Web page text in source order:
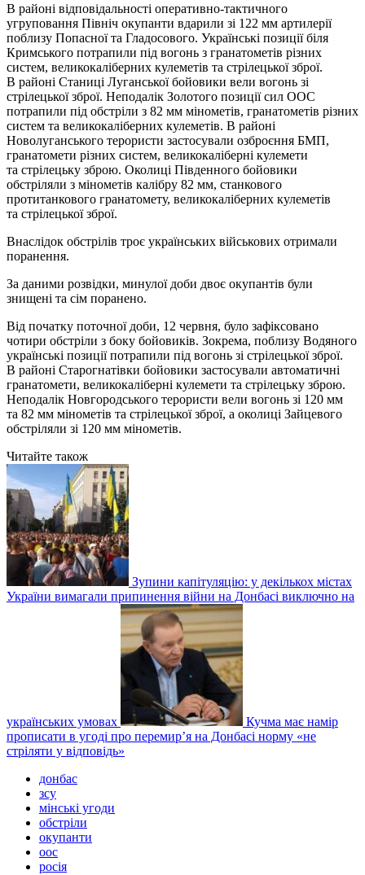
В районі відповідальності оперативно-тактичного
угруповання Північ окупанти вдарили зі 122 мм артилерії
поблизу Попасної та Гладосового. Українські позиції біля
Кримського потрапили під вогонь з гранатометів різних
систем, великокаліберних кулеметів та стрілецької зброї.
В районі Станиці Луганської бойовики вели вогонь зі
стрілецької зброї. Неподалік Золотого позиції сил ООС
потрапили під обстріли з 82 мм мінометів, гранатометів різних
систем та великокаліберних кулеметів. В районі
Новолуганського терористи застосували озброєння БМП,
гранатомети різних систем, великокаліберні кулемети
та стрілецьку зброю. Околиці Південного бойовики
обстріляли з мінометів калібру 82 мм, станкового
протитанкового гранатомету, великокаліберних кулеметів
та стрілецької зброї.
Внаслідок обстрілів троє українських військових отримали
поранення.
За даними розвідки, минулої доби двоє окупантів були
знищені та сім поранено.
Від початку поточної доби, 12 червня, було зафіксовано
чотири обстріли з боку бойовиків. Зокрема, поблизу Водяного
українські позиції потрапили під вогонь зі стрілецької зброї.
В районі Старогнатівки бойовики застосували автоматичні
гранатомети, великокаліберні кулемети та стрілецьку зброю.
Неподалік Новгородського терористи вели вогонь зі 120 мм
та 82 мм мінометів та стрілецької зброї, а околиці Зайцевого
обстріляли зі 120 мм мінометів.
Читайте також
Зупини капітуляцію: у декількох містах
України вимагали припинення війни на Донбасі виключно на
українських умовах
Кучма має намір
прописати в угоді про перемир’я на Донбасі норму «не
стріляти у відповідь»
донбас
зсу
мінські угоди
обстріли
окупанти
оос
росія